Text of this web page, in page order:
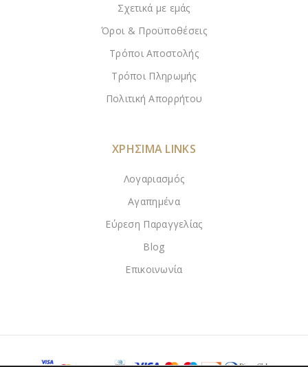
Σχετικά με εμάς
Όροι & Προϋποθέσεις
Τρόποι Αποστολής
Τρόποι Πληρωμής
Πολιτική Απορρήτου
ΧΡΗΣΙΜΑ LINKS
Λογαριασμός
Αγαπημένα
Εύρεση Παραγγελίας
Blog
Επικοινωνία